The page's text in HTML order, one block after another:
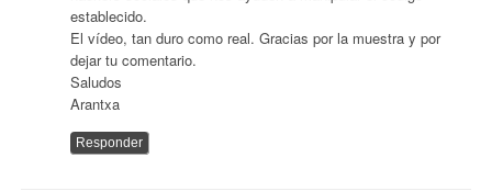
establecido.
El vídeo, tan duro como real. Gracias por la muestra y por
dejar tu comentario.
Saludos
Arantxa
Responder